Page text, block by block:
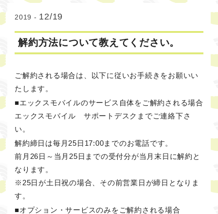
2019 - 12/19
解約方法について教えてください。
ご解約される場合は、以下に従いお手続きをお願いい
たします。
■エックスモバイルのサービス自体をご解約される場合
エックスモバイル サポートデスクまでご連絡下さ
い。
解約締日は毎月25日17:00までのお電話です。
前月26日～当月25日までの受付分が当月末日に解約と
なります。
※25日が土日祝の場合、その前営業日が締日となりま
す。
■オプション・サービスのみをご解約される場合